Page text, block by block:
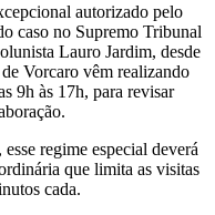
autorizado pelo
caso no Supremo Tribunal
Lauro Jardim, desde
Vorcaro vêm realizando
9h às 17h, para revisar
regime especial deverá
que limita as visitas
cada.